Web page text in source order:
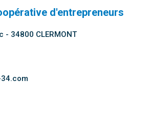
d'entrepreneurs
- 34800 CLERMONT